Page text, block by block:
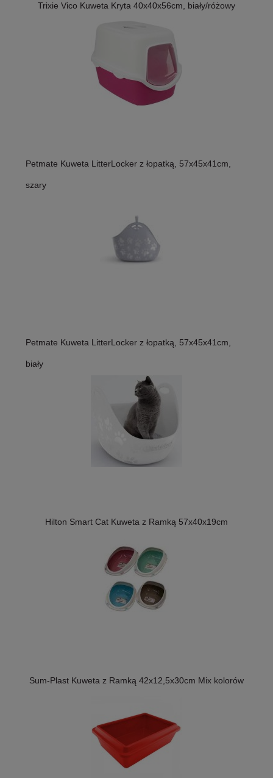
Trixie Vico Kuweta Kryta 40x40x56cm, biały/różowy
Petmate Kuweta LitterLocker z łopatką, 57x45x41cm,
szary
Petmate Kuweta LitterLocker z łopatką, 57x45x41cm,
biały
Hilton Smart Cat Kuweta z Ramką 57x40x19cm
Sum-Plast Kuweta z Ramką 42x12,5x30cm Mix kolorów